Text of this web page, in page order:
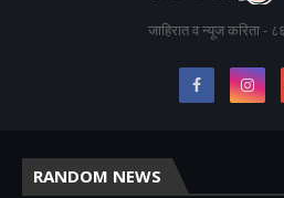
जाहिरात व न्यूज करिता -
RANDOM NEWS